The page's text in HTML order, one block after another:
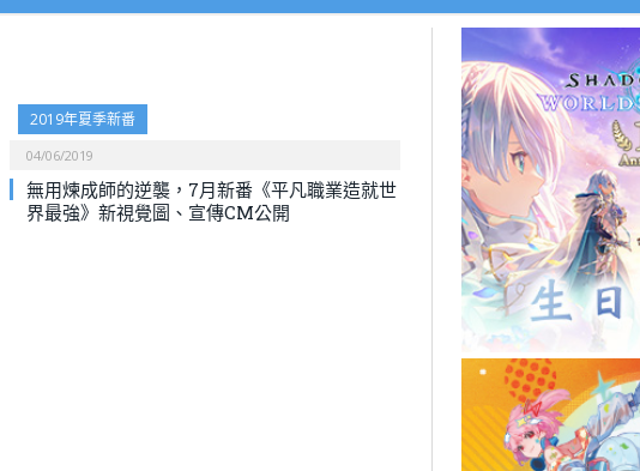
2019年夏季新番
04/06/2019
無用煉成師的逆襲，7月新番《平凡職業造就世
界最強》新視覺圖、宣傳CM公開